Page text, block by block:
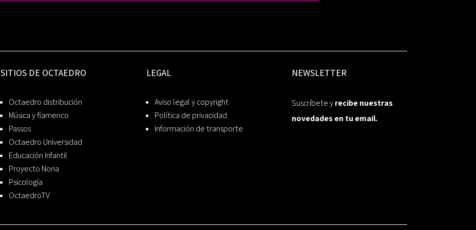
SITIOS DE OCTAEDRO
Octaedro distribución
Música y flamenco
Passos
Octaedro Universidad
Educación Infantil
Proyecto Noria
Psicología
OctaedroTV
LEGAL
Aviso legal y copyright
Política de privacidad
Información de transporte
NEWSLETTER
Suscríbete yrecibe nuestras
novedades en tu email.